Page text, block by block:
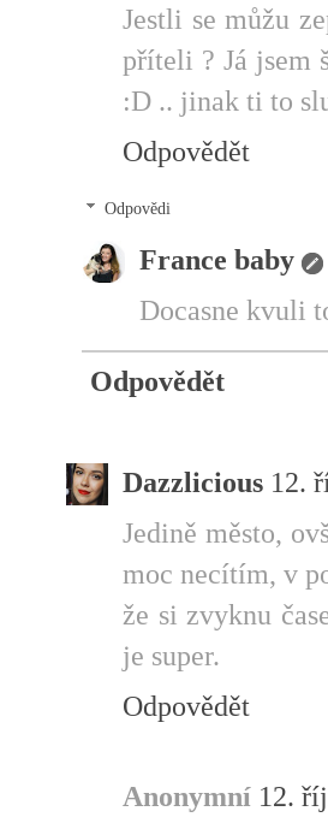
Jestli se můžu
příteli ? Já jsem
:D .. jinak ti to
Odpovědět
Odpovědi
France baby
Docasne kvuli
Odpovědět
Dazzlicious 12.
Jedině město,
moc necítím, v
že si zvyknu
je super.
Odpovědět
Anonymní 12.